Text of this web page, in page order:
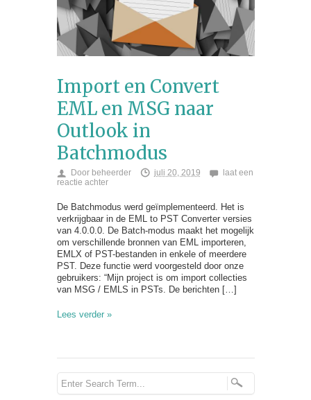
Import en Convert
EML en MSG naar
Outlook in
Batchmodus
Door beheerder juli 20, 2019
laat een
reactie achter
De Batchmodus werd geïmplementeerd. Het is
verkrijgbaar in de EML to PST Converter versies
van 4.0.0.0. De Batch-modus maakt het mogelijk
om verschillende bronnen van EML importeren,
EMLX of PST-bestanden in enkele of meerdere
PST. Deze functie werd voorgesteld door onze
gebruikers: “Mijn project is om import collecties
van MSG / EMLS in PSTs. De berichten […]
Lees verder »